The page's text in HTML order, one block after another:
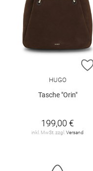
HUGO
Tasche "Orin"
199,00 €
inkl. MwSt. zzgl. Versand